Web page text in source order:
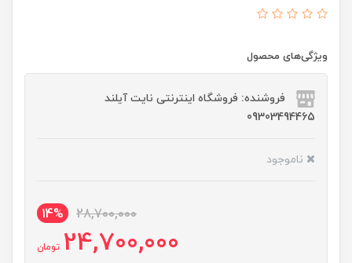
ویژگی‌های محصول
فروشنده: فروشگاه اینترنتی نایت آیلند
09303494465
ناموجود
28,700,000
14%
24,700,000 تومان